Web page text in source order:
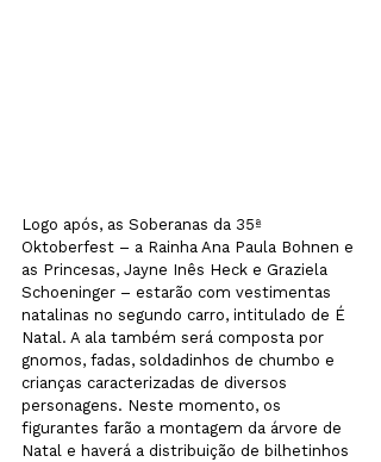
Logo após, as Soberanas da 35ª
Oktoberfest – a Rainha Ana Paula Bohnen e
as Princesas, Jayne Inês Heck e Graziela
Schoeninger – estarão com vestimentas
natalinas no segundo carro, intitulado de É
Natal. A ala também será composta por
gnomos, fadas, soldadinhos de chumbo e
crianças caracterizadas de diversos
personagens. Neste momento, os
figurantes farão a montagem da árvore de
Natal e haverá a distribuição de bilhetinhos